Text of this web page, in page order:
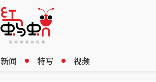
新闻 特写 视频